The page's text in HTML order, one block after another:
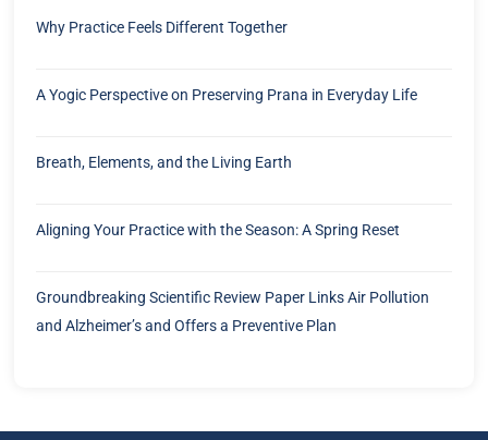
Why Practice Feels Different Together
A Yogic Perspective on Preserving Prana in Everyday Life
Breath, Elements, and the Living Earth
Aligning Your Practice with the Season: A Spring Reset
Groundbreaking Scientific Review Paper Links Air Pollution
and Alzheimer’s and Offers a Preventive Plan